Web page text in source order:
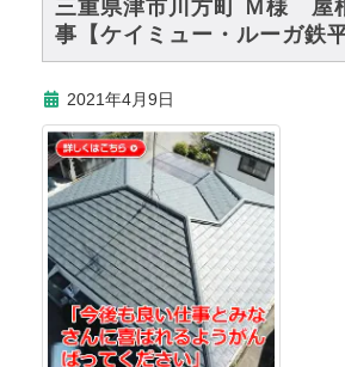
三重県津市川方町 Ｍ様 屋
事【ケイミュー・ルーガ鉄平
2021年4月9日